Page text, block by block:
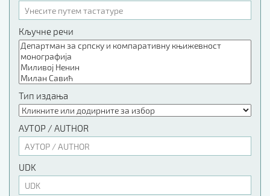
Кључне речи
Тип издања
АУТОР / AUTHOR
UDK